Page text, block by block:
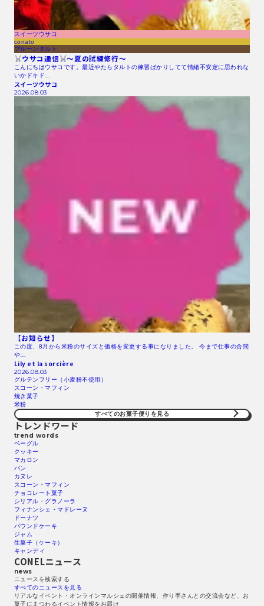
スイーツウサコ
conato
プルーンタルト
ウサコ通信 〜夏の試練修行〜
こんにちはウサコです。最近やたらタルトの練習ばかりしてて情緒不安定に思われな
いかドキド…
スイーツウサコ
2026.08.03
【お知らせ】
この度、8月から米粉のサイズと価格を変更する事になりました。 今まで仕事の合間
や…
Lily et la sorcière
2026.08.03
グルテンフリー（小麦粉不使用）
スコーン・マフィン
焼き菓子
米粉
すべてのお菓子便りを見る
トレンドワード
trend words
ベーグル
クッキー
マカロン
パン
カヌレ
スコーン・マフィン
チョコレート菓子
シリアル・グラノーラ
フィナンシェ・マドレーヌ
ドーナツ
パウンドケーキ
ジャム
生菓子（ケーキ）
キャンディ
CONELニュース
news
ニュースを検索する​
すべてのニュースを見る​
リアルなイベント・オンラインマルシェの開催情報、作り手さんとの交流会など、お
菓子にまつわるイベント情報をお届け